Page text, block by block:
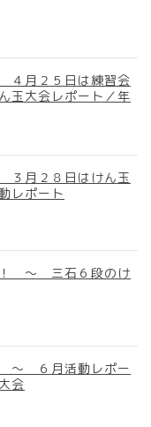
月２５日は練習会
玉大会レポート／年
月２８日はけん玉
レポート
！ ～ 三石６段のけ
～ ６月活動レポー
会